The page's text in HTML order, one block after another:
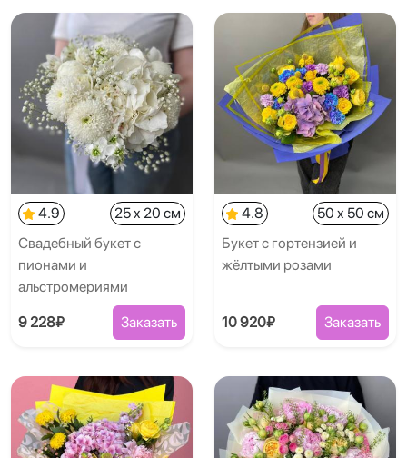
4.9
25 x 20 см
Свадебный букет с
пионами и
альстромериями
9 228₽ Заказать
4.8
50 x 50 см
Букет с гортензией и
жёлтыми розами
10 920₽ Заказать